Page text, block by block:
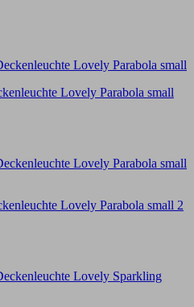
Lovely Parabola small
Lovely Parabola small 2